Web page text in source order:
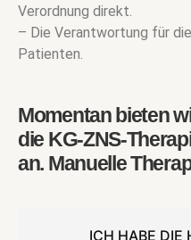
Verordnung direkt.
– Die Verantwortung für
Patienten.
Momentan bieten
die KG-ZNS-
an. Manuelle
ICH HABE DIE